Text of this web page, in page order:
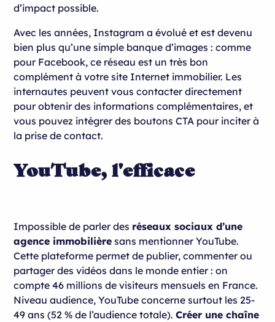
d’impact possible.
Avec les années, Instagram a évolué et est devenu
bien plus qu’une simple banque d’images : comme
pour Facebook, ce réseau est un très bon
complément à votre site Internet immobilier. Les
internautes peuvent vous contacter directement
pour obtenir des informations complémentaires, et
vous pouvez intégrer des boutons CTA pour inciter à
la prise de contact.
YouTube, l'efficace
Impossible de parler des réseaux sociaux d’une
agence immobilière sans mentionner YouTube.
Cette plateforme permet de publier, commenter ou
partager des vidéos dans le monde entier : on
compte 46 millions de visiteurs mensuels en France.
Niveau audience, YouTube concerne surtout les 25-
49 ans (52 % de l’audience totale).Créer une chaîne